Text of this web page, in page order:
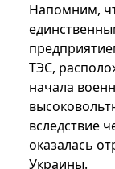
Напомним,
ТЭС,
начала
вследствие
оказалась
Украины.